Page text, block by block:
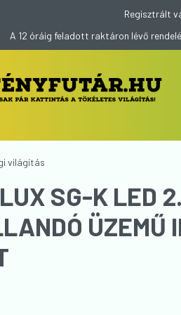
Regisztrált
A 12 óráig feladott raktáron lévő
világítás
SG-K LED
ÜZEMŰ